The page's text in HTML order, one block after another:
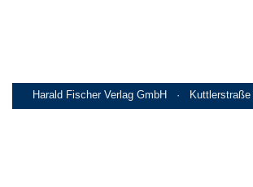
Harald Fischer Verlag GmbH ·